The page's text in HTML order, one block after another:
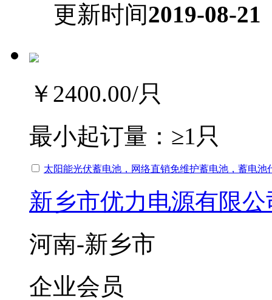
更新时间2019-08-21
￥2400.00/只
最小起订量： ≥1只
太阳能光伏蓄电池，网络直销免维护蓄电池，蓄电池
新乡市优力电源有限公
河南-新乡市
企业会员